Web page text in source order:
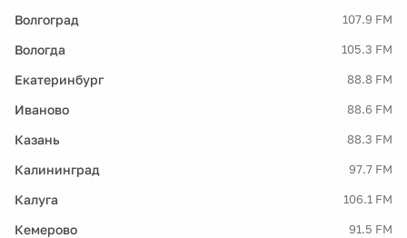
Волгоград 107.9 FM
Вологда 105.3 FM
Екатеринбург 88.8 FM
Иваново 88.6 FM
Казань 88.3 FM
Калининград 97.7 FM
Калуга 106.1 FM
Кемерово 91.5 FM